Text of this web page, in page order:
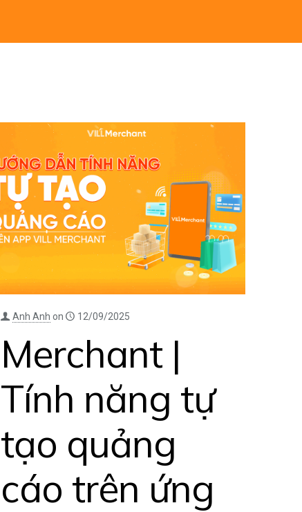
Anh Anh on 12/09/2025
Merchant |
Tính năng tự
tạo quảng
cáo trên ứng